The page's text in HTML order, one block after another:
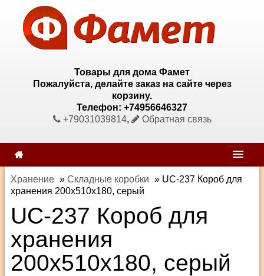
Товары для дома Фамет
Пожалуйста, делайте заказ на сайте через
корзину.
Телефон: +74956646327
+79031039814, Обратная связь
Хранение » Складные коробки » UC-237 Короб для
хранения 200х510х180, серый
UC-237 Короб для
хранения
200х510х180, серый